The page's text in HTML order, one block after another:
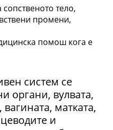
тело,
промени,
помош кога е
систем се
органи, вулвата,
матката,
и